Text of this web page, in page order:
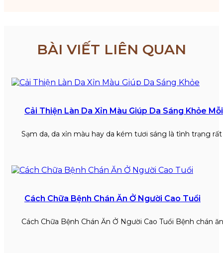
BÀI VIẾT LIÊN QUAN
Cải Thiện Làn Da Xỉn Màu Giúp Da Sáng Khỏe
Sạm da, da xỉn màu hay da kém tươi sáng là tình trạng
Cách Chữa Bệnh Chán Ăn Ở Người Cao Tuổi
Cách Chữa Bệnh Chán Ăn Ở Người Cao Tuổi Bệnh chán